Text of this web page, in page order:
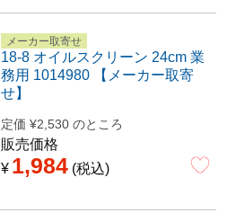
メーカー取寄せ
18-8 オイルスクリーン 24cm 業
務用 1014980 【メーカー取寄
せ】
定価 ¥2,530 のところ
販売価格
¥ 1,984 税込